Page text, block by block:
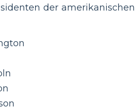
der amerikanischen